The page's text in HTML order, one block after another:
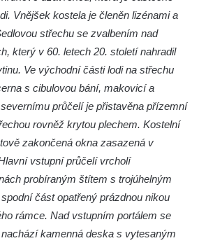
v Lužci nad Vltavou
hřbitově v Hostíně u
Panny Marie v Hostíně
v Bukolu
v Lužci nad Vltavou
v Hrobčicích
na hřbitově v
Vnějšek kostela je členěn lizénami a
střechu se zvalbením nad
který v 60. letech 20. století nahradil
Ve východní části lodi na střechu
s cibulovou bání, makovicí a
průčelí je přistavěna přízemní
rovněž krytou plechem. Kostelní
zakončená okna zasazená v
vstupní průčelí vrcholí
probíraným štítem s trojúhelným
část opatřený prázdnou nikou
rámce. Nad vstupním portálem se
kamenná deska s vytesaným